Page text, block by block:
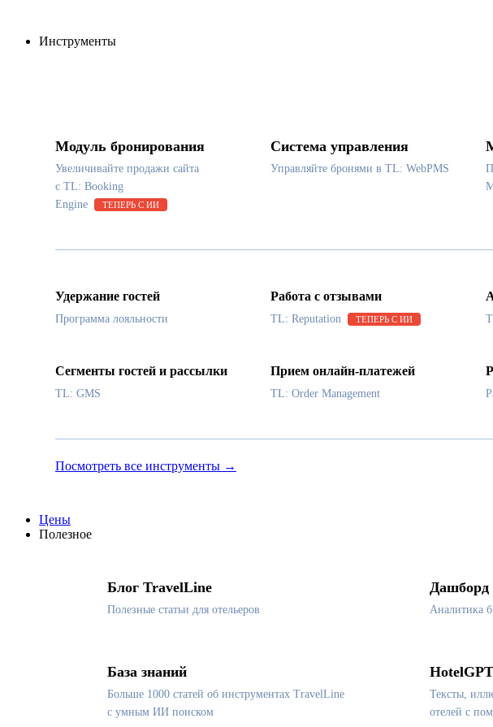
Инструменты
Модуль бронирования
Увеличивайте продажи сайта
с TL: Booking
Engine
ТЕПЕРЬ С ИИ
Система управления
Управляйте бронями в TL: WebPMS
Удержание гостей
Программа лояльности
Работа с отзывами
TL: Reputation ТЕПЕРЬ С ИИ
Сегменты гостей и рассылки
TL: GMS
Прием онлайн-платежей
TL: Order Management
Посмотреть все инструменты →
Цены
Полезное
Блог TravelLine
Полезные статьи для отельеров
Дашборд
Аналитика
База знаний
Больше 1000 статей об инструментах TravelLine
с умным ИИ поиском
HotelGPT
Тексты,
отелей с